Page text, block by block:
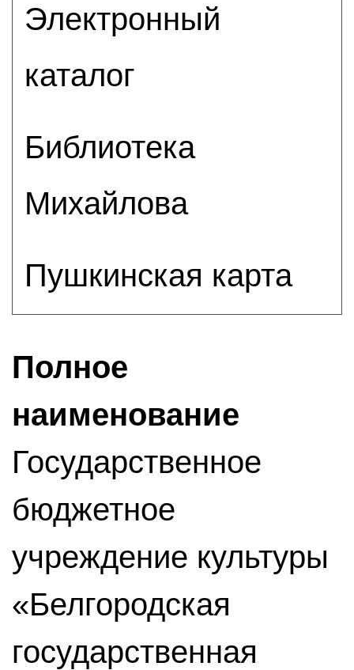
Электронный
каталог
Библиотека
Михайлова
Пушкинская карта
Полное
наименование
Государственное
бюджетное
учреждение культуры
«Белгородская
государственная